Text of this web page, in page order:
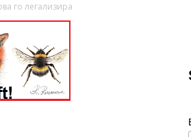
го легализира